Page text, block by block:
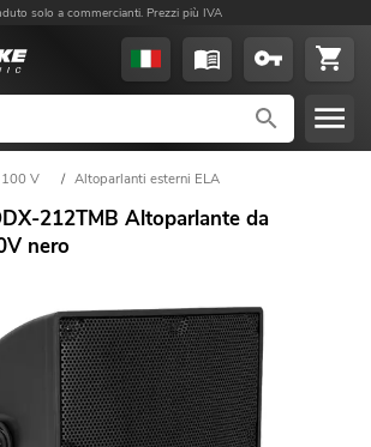
solo a commercianti. Prezzi più IVA
100 V / Altoparlanti esterni ELA
212TMB Altoparlante da
nero